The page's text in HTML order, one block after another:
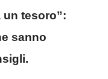
un tesoro”:
sanno